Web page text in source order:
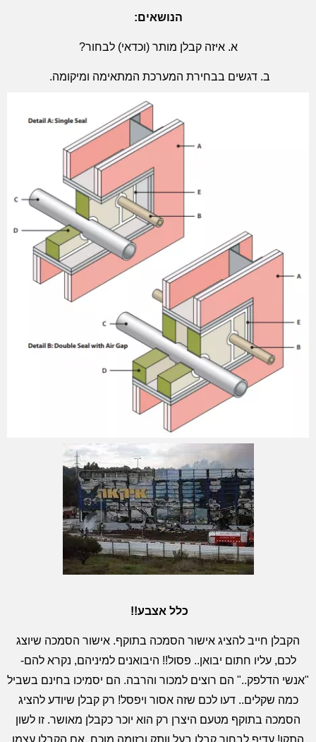
הנושאים:
א. איזה קבלן מותר (וכדאי) לבחור?
ב. דגשים בבחירת המערכת המתאימה ומיקומה.
כלל אצבע!!
הקבלן חייב להציג אישור הסמכה בתוקף. אישור הסמכה שיוצג
לכם, עליו חתום יבואן.. פסול!! היבואנים למיניהם, נקרא להם-
"אנשי הדלפק.." הם רוצים למכור והרבה. הם יסמיכו בחינם בשביל
כמה שקלים.. דעו לכם שזה אסור ויפסל! רק קבלן שיודע להציג
הסמכה בתוקף מטעם היצרן רק הוא יוכר כקבלן מאושר. זו לשון